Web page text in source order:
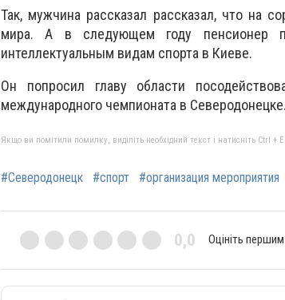
Так, мужчина рассказал рассказал, что на
мира. А в следующем году пенсионер
интеллектуальным видам спорта в Киеве.
Он попросил главу области
международного чемпионата в Северодонецке.
Якщо ви помітили помилку, виділіть необхідний текст і натисніть Ctrl +
#Северодонецк #спорт #организация мероприятия
0,0 Оцініть першим